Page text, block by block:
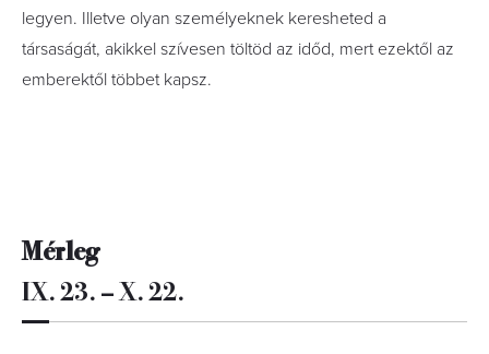
legyen. Illetve olyan személyeknek keresheted a
társaságát, akikkel szívesen töltöd az időd, mert ezektől az
emberektől többet kapsz.
Mérleg
IX. 23. – X. 22.